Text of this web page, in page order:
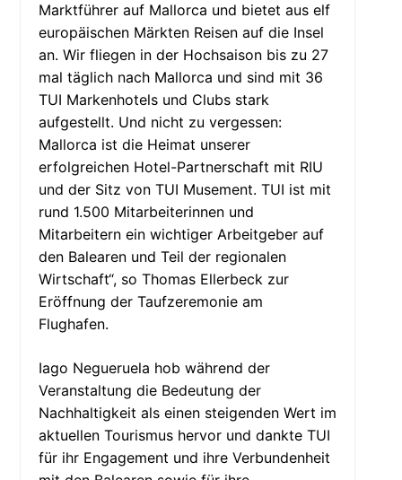
Marktführer auf Mallorca und bietet aus elf
europäischen Märkten Reisen auf die Insel
an. Wir fliegen in der Hochsaison bis zu 27
mal täglich nach Mallorca und sind mit 36
TUI Markenhotels und Clubs stark
aufgestellt. Und nicht zu vergessen:
Mallorca ist die Heimat unserer
erfolgreichen Hotel-Partnerschaft mit RIU
und der Sitz von TUI Musement. TUI ist mit
rund 1.500 Mitarbeiterinnen und
Mitarbeitern ein wichtiger Arbeitgeber auf
den Balearen und Teil der regionalen
Wirtschaft“, so Thomas Ellerbeck zur
Eröffnung der Taufzeremonie am
Flughafen.
Iago Negueruela hob während der
Veranstaltung die Bedeutung der
Nachhaltigkeit als einen steigenden Wert im
aktuellen Tourismus hervor und dankte TUI
für ihr Engagement und ihre Verbundenheit